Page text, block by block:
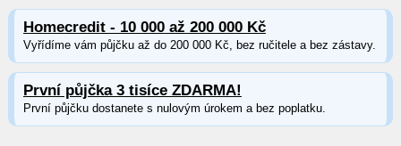
Homecredit - 10 000 až 200 000 Kč
Vyřídíme vám půjčku až do 200 000 Kč, bez ručitele a bez zástavy.
První půjčka 3 tisíce ZDARMA!
První půjčku dostanete s nulovým úrokem a bez poplatku.